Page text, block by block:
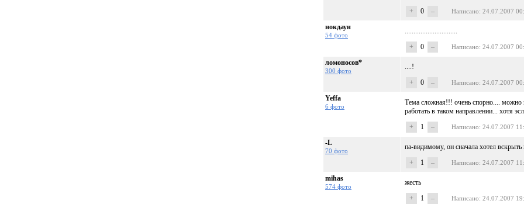
+
0 – Написано: 24.07.2007
нокдаун
54 фото
..............................
+
0 – Написано: 24.07.2007
ломоносов*
300 фото
....!
+
0 – Написано: 24.07.2007
Yeffa
6 фото
Тема сложная!!! очень спорно.... можно
работать в таком направлении... хотя
+
1 – Написано: 24.07.2007
-L
70 фото
па-видимому, он сначала хотел вскрыть
+
1 – Написано: 24.07.2007
mihas
574 фото
жесть
+
1 – Написано: 24.07.2007